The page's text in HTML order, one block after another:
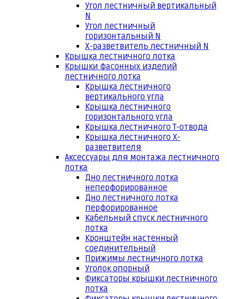
Угол лестничный вертикальный
N
Угол лестничный
горизонтальный N
Х-разветвитель лестничный N
Крышка лестничного лотка
Крышки фасонных изделий
лестничного лотка
Крышка лестничного
вертикального угла
Крышка лестничного
горизонтального угла
Крышка лестничного Т-отвода
Крышка лестничного Х-
разветвителя
Аксессуары для монтажа лестничного
лотка
Дно лестничного лотка
неперфорированное
Дно лестничного лотка
перфорированное
Кабельный спуск лестничного
лотка
Кронштейн настенный
соединительный
Прижимы лестничного лотка
Уголок опорный
Фиксаторы крышки лестничного
лотка